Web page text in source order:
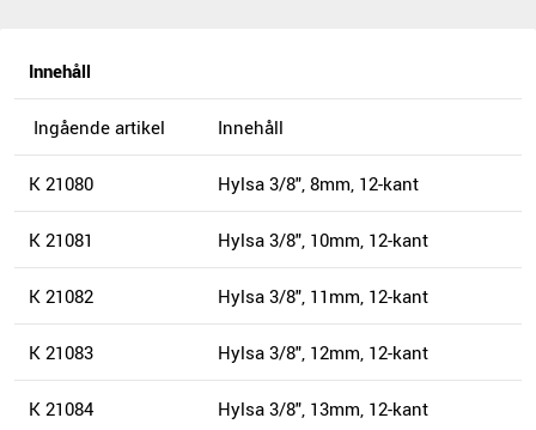
Innehåll
Ingående artikel Innehåll
K 21080 Hylsa 3/8", 8mm, 12-kant
K 21081 Hylsa 3/8", 10mm, 12-kant
K 21082 Hylsa 3/8", 11mm, 12-kant
K 21083 Hylsa 3/8", 12mm, 12-kant
K 21084 Hylsa 3/8", 13mm, 12-kant